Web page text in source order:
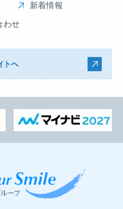
新着情報
わせ